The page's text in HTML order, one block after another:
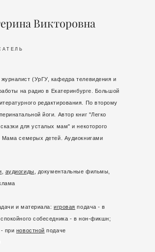
Викторовна
(УрГУ, кафедра телевидения и
на радио в Екатеринбурге. Большой
редактирования. По второму
йоги. Автор книг "Легко
для усталых мам" и некоторого
Мама семерых детей. Аудиокнигами
аудиогиды , документальные фильмы,
и материала:игровая подача - в
собеседника - в нон-фикшн;
- при новостной подаче